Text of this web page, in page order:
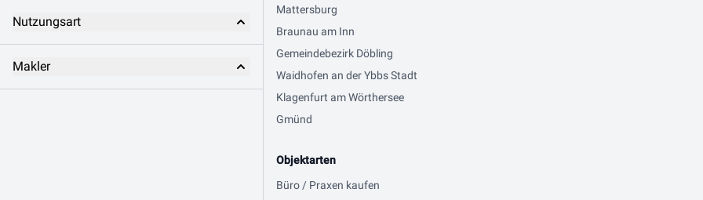
Nutzungsart
Makler
Mattersburg
Braunau am Inn
Gemeindebezirk Döbling
Waidhofen an der Ybbs Stadt
Klagenfurt am Wörthersee
Gmünd
Objektarten
Büro / Praxen kaufen